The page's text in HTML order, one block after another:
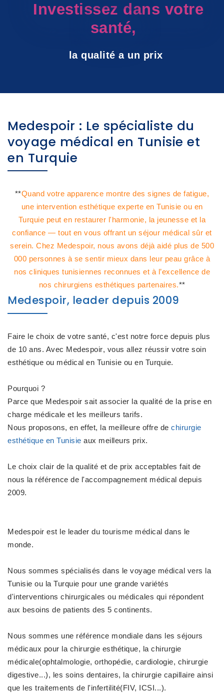
Investissez dans votre
santé,
la qualité a un prix
Medespoir : Le spécialiste du
voyage médical en Tunisie et
en Turquie
**Quand votre apparence montre des signes de fatigue,
une intervention esthétique experte en Tunisie ou en
Turquie peut en restaurer l'harmonie, la jeunesse et la
confiance — tout en vous offrant un séjour médical sûr et
serein. Chez Medespoir, nous avons déjà aidé plus de 500
000 personnes à se sentir mieux dans leur peau grâce à
nos cliniques tunisiennes reconnues et à l’excellence de
nos chirurgiens esthétiques partenaires.**
Medespoir, leader depuis 2009
Faire le choix de votre santé, c'est notre force depuis plus
de 10 ans. Avec Medespoir, vous allez réussir votre soin
esthétique ou médical en Tunisie ou en Turquie.
Pourquoi ?
Parce que Medespoir sait associer la qualité de la prise en
charge médicale et les meilleurs tarifs.
Nous proposons, en effet, la meilleure offre de chirurgie
esthétique en Tunisie aux meilleurs prix.
Le choix clair de la qualité et de prix acceptables fait de
nous la référence de l'accompagnement médical depuis
2009.
Medespoir est le leader du tourisme médical dans le
monde.
Nous sommes spécialisés dans le voyage médical vers la
Tunisie ou la Turquie pour une grande variétés
d'interventions chirurgicales ou médicales qui répondent
aux besoins de patients des 5 continents.
Nous sommes une référence mondiale dans les séjours
médicaux pour la chirurgie esthétique, la chirurgie
médicale(ophtalmologie, orthopédie, cardiologie, chirurgie
digestive...), les soins dentaires, la chirurgie capillaire ainsi
que les traitements de l'infertilité(FIV, ICSI...).